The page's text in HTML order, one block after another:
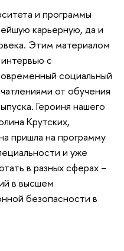
и программы
карьерную, да и
Этим материалом
с
социальный
от обучения
Героиня нашего
Крутских,
пришла на программу
и уже
в разных сферах –
в высшем
безопасности в